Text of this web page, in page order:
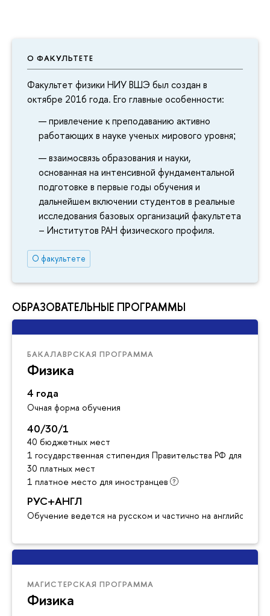
О ФАКУЛЬТЕТЕ
Факультет физики НИУ ВШЭ был создан в
октябре 2016 года. Его главные особенности:
привлечение к преподаванию активно
работающих в науке ученых мирового уровня;
взаимосвязь образования и науки,
основанная на интенсивной фундаментальной
подготовке в первые годы обучения и
дальнейшем включении студентов в реальные
исследования базовых организаций факультета
– Институтов РАН физического профиля.
О факультете
ОБРАЗОВАТЕЛЬНЫЕ ПРОГРАММЫ
БАКАЛАВРСКАЯ ПРОГРАММА
Физика
4 года
Очная форма обучения
40/30/1
40 бюджетных мест
1 государственная стипендия Правительства РФ для
30 платных мест
1 платное место для иностранцев
РУС+АНГЛ
Обучение ведется на русском и частично на английском
МАГИСТЕРСКАЯ ПРОГРАММА
Физика